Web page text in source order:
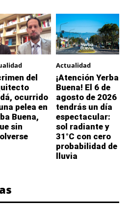
del
ocurrido
pelea en
Buena,
sin
Actualidad
¡Atención Yerba
Buena! El 6 de
agosto de 2026
tendrás un día
espectacular:
sol radiante y
31°C con cero
probabilidad de
lluvia